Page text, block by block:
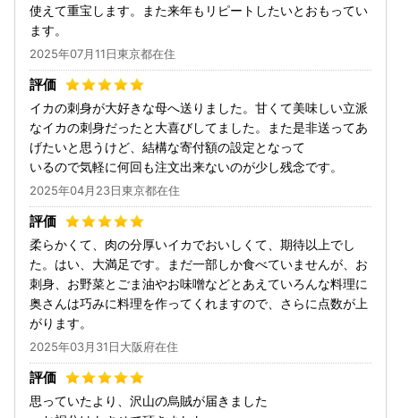
使えて重宝します。また来年もリピートしたいとおもってい
ます。
2025年07月11日東京都在住
イカの刺身が大好きな母へ送りました。甘くて美味しい立派
なイカの刺身だったと大喜びしてました。また是非送ってあ
げたいと思うけど、結構な寄付額の設定となって
いるので気軽に何回も注文出来ないのが少し残念です。
2025年04月23日東京都在住
柔らかくて、肉の分厚いイカでおいしくて、期待以上でし
た。はい、大満足です。まだ一部しか食べていませんが、お
刺身、お野菜とごま油やお味噌などとあえていろんな料理に
奥さんは巧みに料理を作ってくれますので、さらに点数が上
がります。
2025年03月31日大阪府在住
思っていたより、沢山の烏賊が届きました